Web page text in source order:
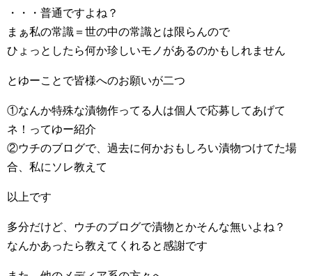
・・・普通ですよね？
まぁ私の常識＝世の中の常識とは限らんので
ひょっとしたら何か珍しいモノがあるのかもしれません
とゆーことで皆様へのお願いが二つ
①なんか特殊な漬物作ってる人は個人で応募してあげて
ネ！ってゆー紹介
②ウチのブログで、過去に何かおもしろい漬物つけてた場
合、私にソレ教えて
以上です
多分だけど、ウチのブログで漬物とかそんな無いよね？
なんかあったら教えてくれると感謝です